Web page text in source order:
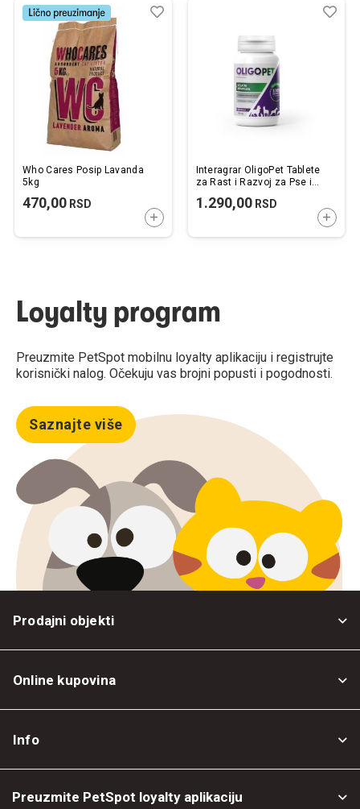
Who Cares Posip Lavanda
5kg
470,00 RSD
DODAJTE U KORPU
Dodaj
Uporedi
Interagrar OligoPet Tablete
za Rast i Razvoj za Pse i
1.290,00RSD
Loyalty program
Preuzmite PetSpot mobilnu loyalty aplikaciju i registrujte
korisnički nalog. Očekuju vas brojni popusti i pogodnosti.
Saznajte više
Prodajni objekti
Online kupovina
Info
Preuzmite PetSpot loyalty aplikaciju